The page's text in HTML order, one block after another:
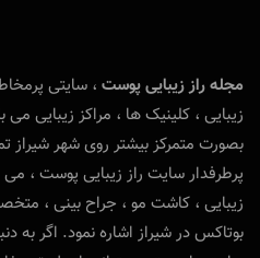
مجله راز زیبایی پوست ، سایتی
زیبایی ، کلینیک ها ، مراکز زیبایی می
بصورت متمرکز بیشتر روی شهر شیراز
پرطرفدار سایت راز زیبایی پوست ،
زیبایی ، کاشت مو ، جراح بینی ،
بوتاکس در شیراز اشاره نمود. اگر به